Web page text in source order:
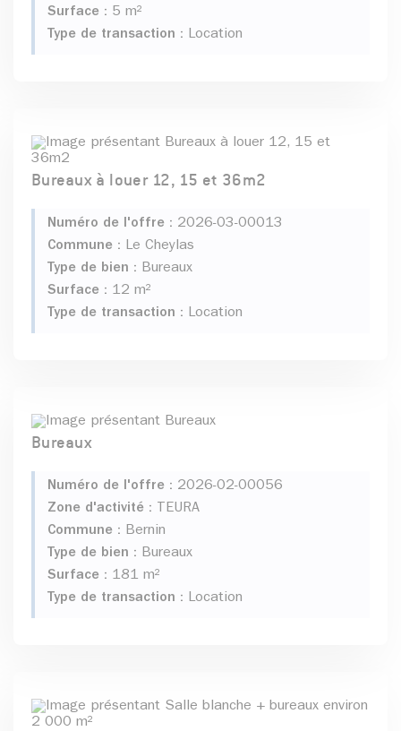
Surface : 5 m²
Type de transaction : Location
Bureaux à louer 12, 15 et 36m2
Numéro de l'offre : 2026-03-00013
Commune : Le Cheylas
Type de bien : Bureaux
Surface : 12 m²
Type de transaction : Location
Bureaux
Numéro de l'offre : 2026-02-00056
Zone d'activité : TEURA
Commune : Bernin
Type de bien : Bureaux
Surface : 181 m²
Type de transaction : Location